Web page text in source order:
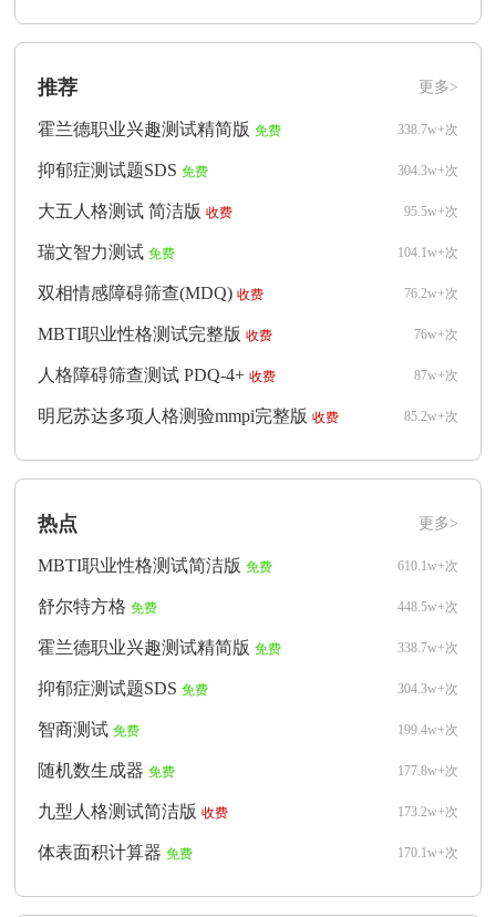
更多>
推荐
338.7w+次
霍兰德职业兴趣测试精简版 免费
304.3w+次
抑郁症测试题SDS 免费
95.5w+次
大五人格测试 简洁版 收费
104.1w+次
瑞文智力测试 免费
76.2w+次
双相情感障碍筛查(MDQ) 收费
76w+次
MBTI职业性格测试完整版 收费
87w+次
人格障碍筛查测试 PDQ-4+ 收费
85.2w+次
明尼苏达多项人格测验mmpi完整版 收费
更多>
热点
610.1w+次
MBTI职业性格测试简洁版 免费
448.5w+次
舒尔特方格 免费
338.7w+次
霍兰德职业兴趣测试精简版 免费
304.3w+次
抑郁症测试题SDS 免费
199.4w+次
智商测试 免费
177.8w+次
随机数生成器 免费
173.2w+次
九型人格测试简洁版 收费
170.1w+次
体表面积计算器 免费